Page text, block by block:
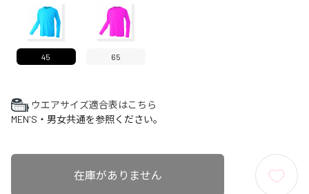
45 65
ウエアサイズ適合表はこちら
MEN'S・男女共通を参照ください。
在庫がありません